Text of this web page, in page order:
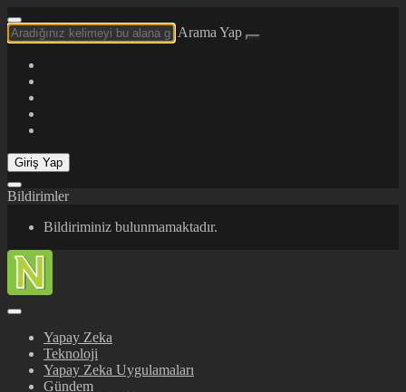
Arama Yap
Giriş Yap
Bildirimler
Bildiriminiz bulunmamaktadır.
Yapay Zeka
Teknoloji
Yapay Zeka Uygulamaları
Gündem